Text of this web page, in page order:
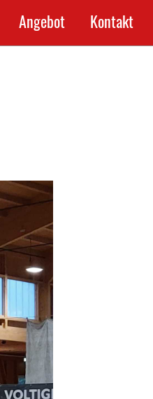
Angebot Kontakt